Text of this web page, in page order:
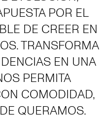
POR EL
DE CREER EN
TRANSFORMA
EN UNA
PERMITA
COMODIDAD,
QUERAMOS.